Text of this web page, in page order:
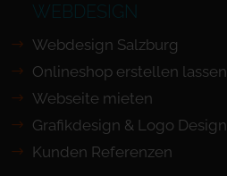
WEBDESIGN
Webdesign Salzburg
Onlineshop erstellen lassen
Webseite mieten
Grafikdesign & Logo Design
Kunden Referenzen